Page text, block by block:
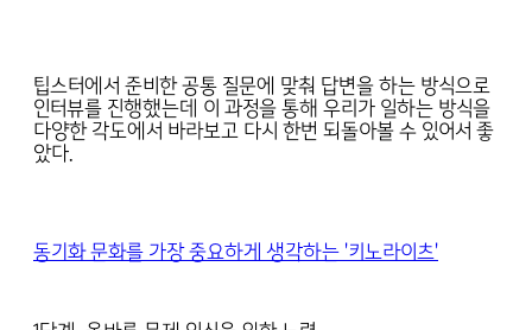
팁스터에서 준비한 공통 질문에 맞춰 답변을 하는 방식으로
인터뷰를 진행했는데 이 과정을 통해 우리가 일하는 방식을
다양한 각도에서 바라보고 다시 한번 되돌아볼 수 있어서 좋
았다.
동기화 문화를 가장 중요하게 생각하는 '키노라이츠'